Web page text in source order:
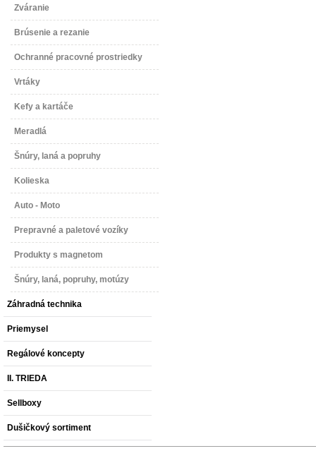
Zváranie
Brúsenie a rezanie
Ochranné pracovné prostriedky
Vrtáky
Kefy a kartáče
Meradlá
Šnúry, laná a popruhy
Kolieska
Auto - Moto
Prepravné a paletové vozíky
Produkty s magnetom
Šnúry, laná, popruhy, motúzy
Záhradná technika
Priemysel
Regálové koncepty
II. TRIEDA
Sellboxy
Dušičkový sortiment